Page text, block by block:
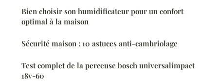
Bien choisir son humidificateur pour un confort
optimal à la maison
Sécurité maison : 10 astuces anti-cambriolage
Test complet de la perceuse bosch universalimpact
18v-60